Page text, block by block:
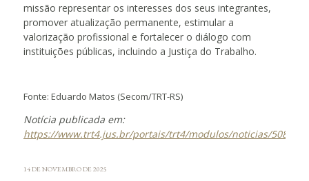
missão representar os interesses dos seus integrantes,
promover atualização permanente, estimular a
valorização profissional e fortalecer o diálogo com
instituições públicas, incluindo a Justiça do Trabalho.
Fonte: Eduardo Matos (Secom/TRT-RS)
Notícia publicada em:
https://www.trt4.jus.br/portais/trt4/modulos/noticias/
14 DE NOVEMBRO DE 2025